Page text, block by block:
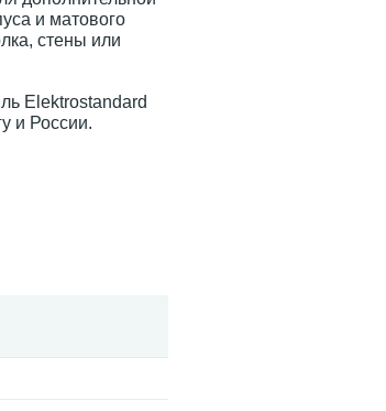
и матового
стены или
Elektrostandard
и России.